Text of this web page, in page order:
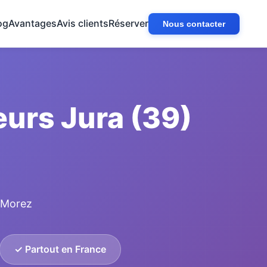
AvantagesAvis clientsRéserver Nous contacter
Jura (39)
✓ Partout en France